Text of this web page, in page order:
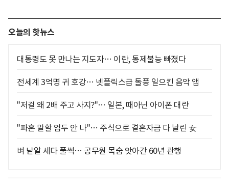
오늘의 핫뉴스
대통령도 못 만나는 지도자… 이란, 통제불능 빠졌다
전세계 3억명 귀 호강… 넷플릭스급 돌풍 일으킨 음악 앱
"저걸 왜 2배 주고 사지?"… 일본, 때아닌 아이폰 대란
"파혼 말할 엄두 안 나"… 주식으로 결혼자금 다 날린 女
벼 낱알 세다 풀썩… 공무원 목숨 앗아간 60년 관행